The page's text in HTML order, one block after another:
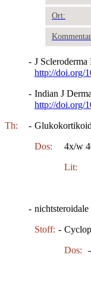
Ort:
- J
http://doi.org/
- Indian J
http://doi.org/
Th: -
Dos: 4x/w
Lit:
-
Stoff: -
Dos: -